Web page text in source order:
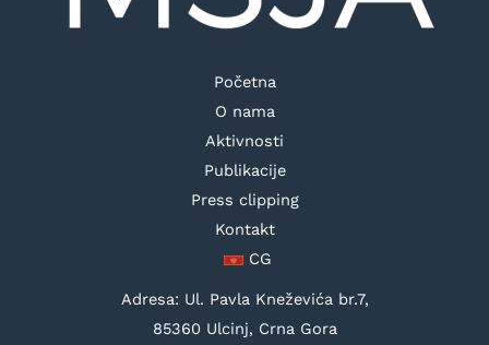
Početna
O nama
Aktivnosti
Publikacije
Press clipping
Kontakt
CG
Adresa: Ul. Pavla Kneževića br.7,
85360 Ulcinj, Crna Gora